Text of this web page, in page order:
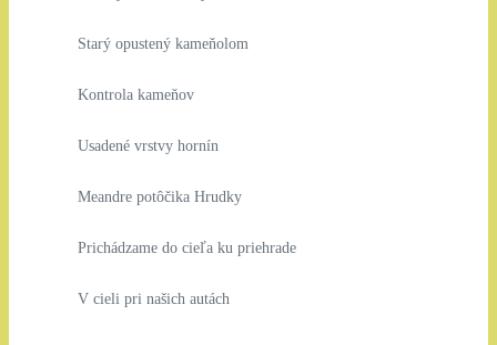
Starý opustený kameňolom
Kontrola kameňov
Usadené vrstvy hornín
Meandre potôčika Hrudky
Prichádzame do cieľa ku priehrade
V cieli pri našich autách